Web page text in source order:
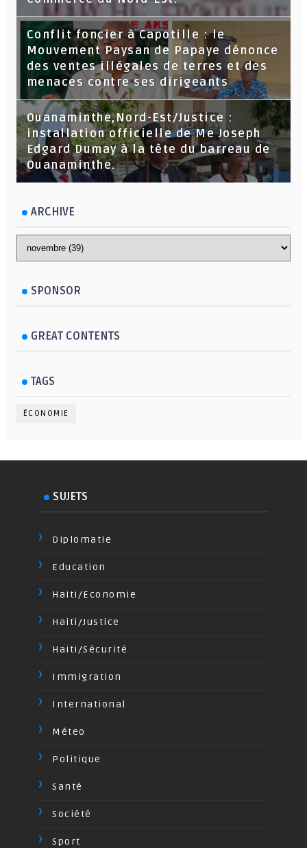
Conflit foncier à Capotille : le
Mouvement Paysan de Papaye dénonce
des ventes illégales de terres et des
menaces contre ses dirigeants
Ouanaminthe,Nord-Est/Justice :
installation officielle de Me Joseph
Edgard Dumay à la tête du barreau de
Ouanaminthe.
ARCHIVE
SPONSOR
GREAT CONTENTS
TAGS
ÉCONOMIE
SUJETS
Diplomatie
Education
Haiti/Economie
Haiti/Justice
Haiti/Sécurité
Immigration
International
Méteo
Politique
Santé
Société
Sport